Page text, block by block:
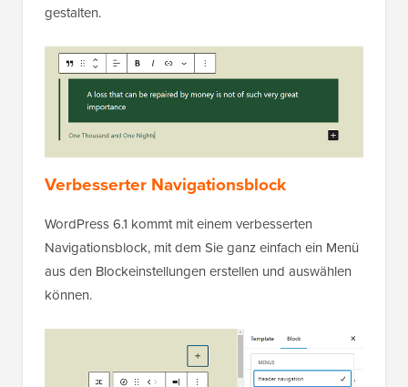
gestalten.
Verbesserter Navigationsblock
WordPress 6.1 kommt mit einem verbesserten
Navigationsblock, mit dem Sie ganz einfach ein Menü
aus den Blockeinstellungen erstellen und auswählen
können.